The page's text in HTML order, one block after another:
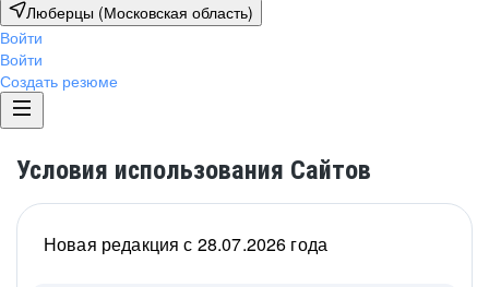
Люберцы (Московская область)
Войти
Войти
Создать резюме
Условия использования Сайтов
Новая редакция с 28.07.2026 года